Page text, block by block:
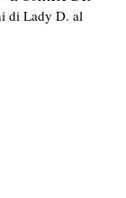
di Lady D. al